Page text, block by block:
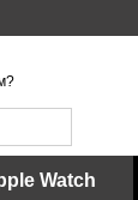
Watch